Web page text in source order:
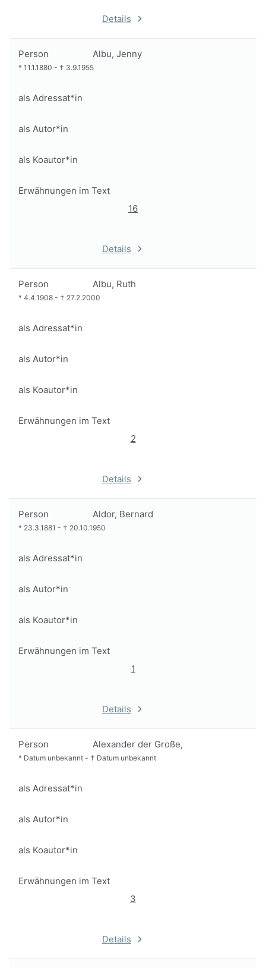
Details
Person Albu, Jenny
* 11.1.1880 - † 3.9.1955
als Adressat*in
als Autor*in
als Koautor*in
Erwähnungen im Text
16
Details
Person Albu, Ruth
* 4.4.1908 - † 27.2.2000
als Adressat*in
als Autor*in
als Koautor*in
Erwähnungen im Text
2
Details
Person Aldor, Bernard
* 23.3.1881 - † 20.10.1950
als Adressat*in
als Autor*in
als Koautor*in
Erwähnungen im Text
1
Details
Person Alexander der Große,
* Datum unbekannt - † Datum unbekannt
als Adressat*in
als Autor*in
als Koautor*in
Erwähnungen im Text
3
Details